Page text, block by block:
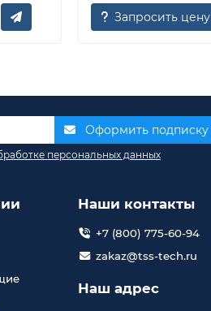
Запросить цену
Оформить подписку
персональных данных
Наши контакты
+7 (800) 775-60-94
zakaz@tss-tech.ru
Наш адрес